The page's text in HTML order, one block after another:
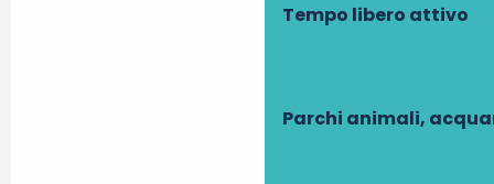
Tempo libero attivo
Parchi animali,